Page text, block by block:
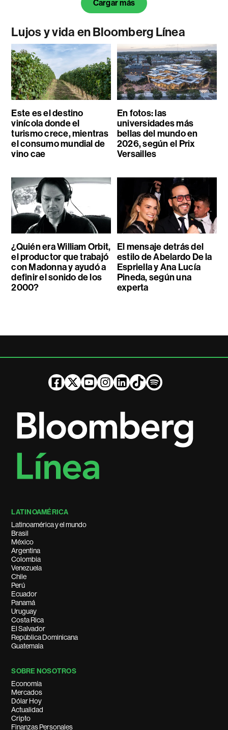
Cargar más
Lujos y vida en Bloomberg Línea
Este es el destino
vinícola donde el
turismo crece, mientras
el consumo mundial de
vino cae
En fotos: las
universidades más
bellas del mundo en
2026, según el Prix
Versailles
¿Quién era William Orbit,
el productor que trabajó
con Madonna y ayudó a
definir el sonido de los
2000?
El mensaje detrás del
estilo de Abelardo De la
Espriella y Ana Lucía
Pineda, según una
experta
LATINOAMÉRICA
Latinoamérica y el mundo
Brasil
México
Argentina
Colombia
Venezuela
Chile
Perú
Ecuador
Panamá
Uruguay
Costa Rica
El Salvador
República Dominicana
Guatemala
SOBRE NOSOTROS
Economía
Mercados
Dólar Hoy
Actualidad
Cripto
Finanzas Personales